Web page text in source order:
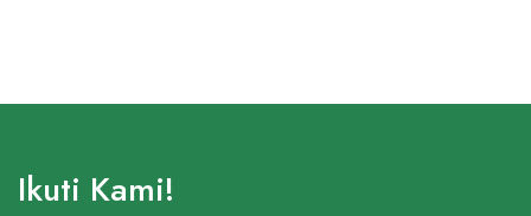
Ikuti Kami!